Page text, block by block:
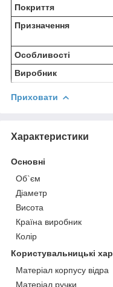
Покриття
Призначення
Особливості
Виробник
Приховати
Характеристики
Основні
Об`єм
Діаметр
Висота
Країна виробник
Колір
Користувальницькі
Матеріал корпусу відра
Матеріал ручки